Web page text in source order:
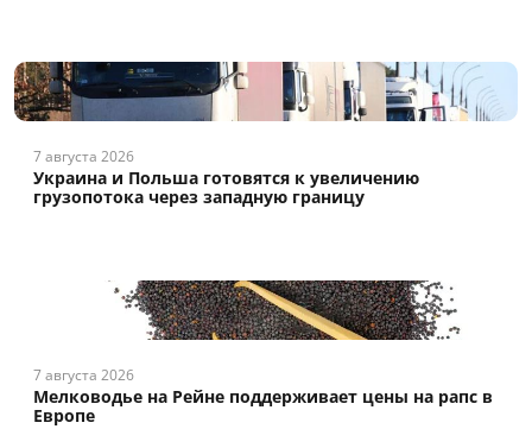
7 августа 2026
Украина и Польша готовятся к увеличению
грузопотока через западную границу
7 августа 2026
Мелководье на Рейне поддерживает цены на рапс в
Европе